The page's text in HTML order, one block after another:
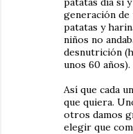
generación de
patatas y
niños no
desnutrición
unos 60 años).
Así que cada
que quiera.
otros damos
elegir que